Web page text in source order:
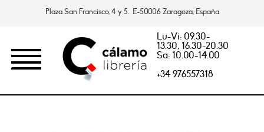
Plaza San Francisco, 4 y 5. E-50006 Zaragoza, España
Lu-Vi: 09.30-
13.30, 16.30-20.30
Sa: 10.00-14.00
+34 976557318